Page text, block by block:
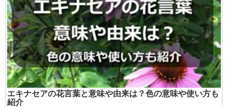
エキナセアの花言葉と意味や由来は？色の意味や使い方も
紹介